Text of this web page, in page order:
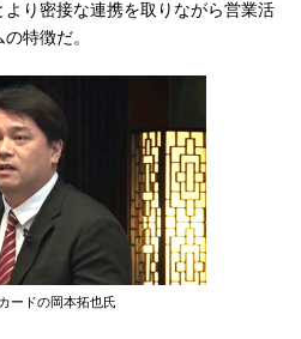
り密接な連携を取りながら営業活
特徴だ。
ードの岡本拓也氏